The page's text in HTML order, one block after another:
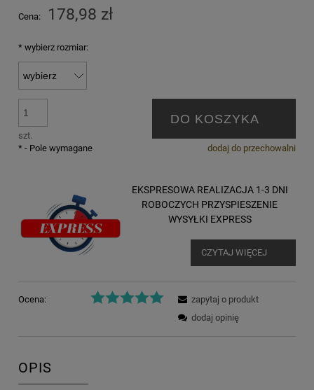
Cena: 178,98 zł
* wybierz rozmiar:
szt.
DO KOSZYKA
dodaj do przechowalni
* - Pole wymagane
EKSPRESOWA REALIZACJA 1-3 DNI
ROBOCZYCH PRZYSPIESZENIE
WYSYŁKI EXPRESS
CZYTAJ WIĘCEJ
Ocena:
zapytaj o produkt
dodaj opinię
OPIS